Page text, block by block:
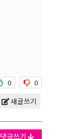
0 0
새글쓰기
댓글쓰기